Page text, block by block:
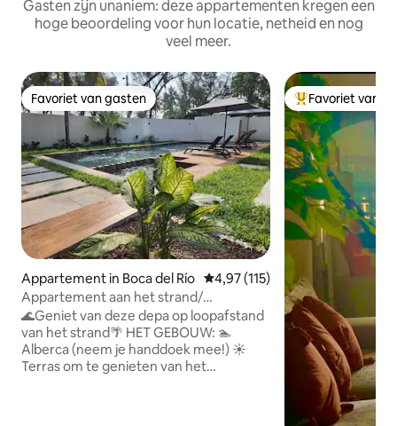
Gasten zijn unaniem: deze appartementen kregen een
hoge beoordeling voor hun locatie, netheid en nog
veel meer.
Favoriet van gasten
Favoriet van gasten
Appartement in Boca del Río Gemiddelde beoordeling van
4,97 (115)
Appartement aan het strand/
Zwembad/WTC/Wifi / Factuur
🌊Geniet van deze depa op loopafstand
van het strand🌴 HET GEBOUW: 🏊
Alberca (neem je handdoek mee!) ☀️
Terras om te genieten van het
Topfavoriet van
Favoriet van